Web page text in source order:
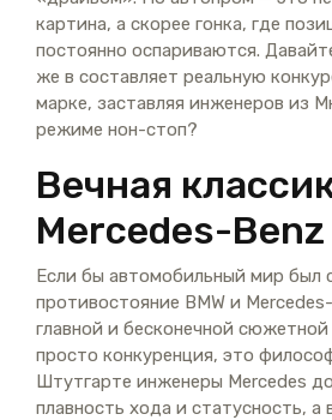
картина, а скорее гонка, где
постоянно оспариваются.
же в составляет реальную
марке, заставляя инженеров из
режиме нон-стоп?
Вечная
Mercedes-Benz
Если бы автомобильный мир был
противостояние BMW и
главной и бесконечной
просто конкуренция, это
Штутгарте инженеры Mercedes
плавность хода и статусность, а